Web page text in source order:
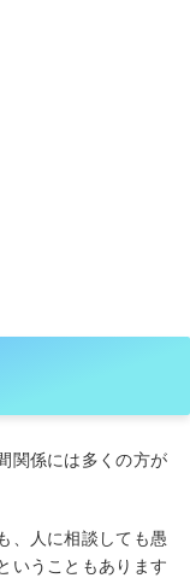
関係には多くの方が
、人に相談しても愚
いうこともあります